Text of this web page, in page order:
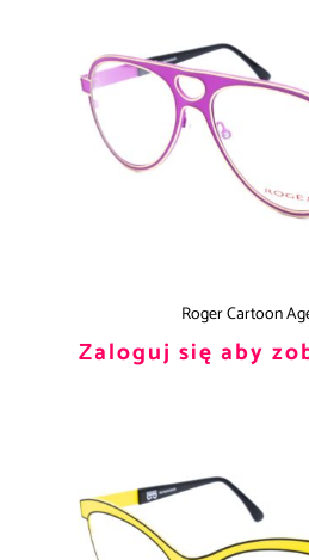
Roger Cartoon
Zaloguj się aby